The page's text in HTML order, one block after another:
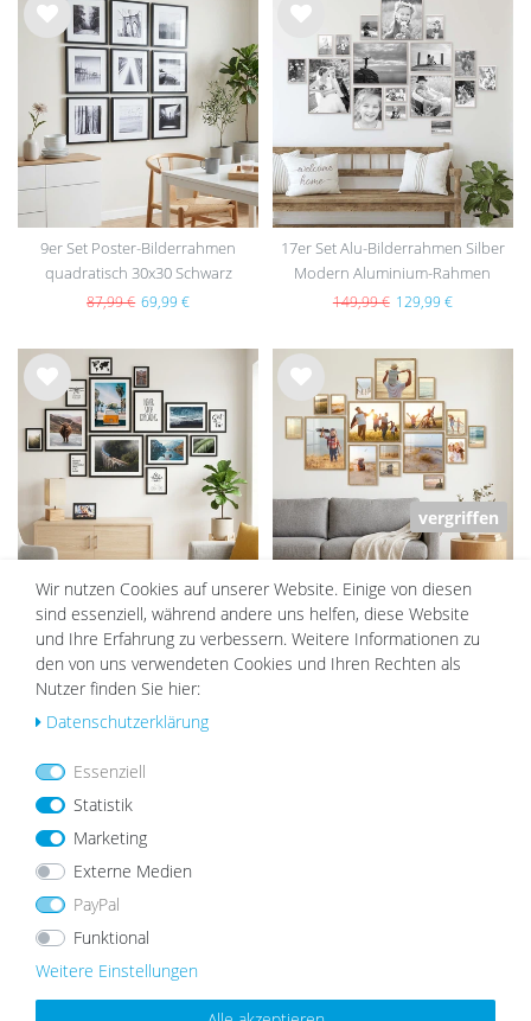
Wu
e
9er Set Poster-Bilderrahmen
quadratisch 30x30 Schwarz
Modern MDF mit Passepartout
87,99 € 69,99 €
nsc
hlist
17er Set Alu-Bilderrahmen Silber
Modern Aluminium-Rahmen
149,99 € 129,99 €
Wu
nsc
hlist
14er Bilderrahmen-Set Schwarz
Modern aus MDF
79,99 € 69,99 €
nsc
hlist
vergriffen
17er Bilderrahmen-Set Eiche,
Massivholz (EU)
189,99 € 169,99 €
Wu
nsc
hlist
e
Wir nutzen Cookies auf unserer Website. Einige von diesen
sind essenziell, während andere uns helfen, diese Website
und Ihre Erfahrung zu verbessern. Weitere Informationen zu
den von uns verwendeten Cookies und Ihren Rechten als
Nutzer finden Sie hier:
Daten­schutz­erklärung
Essenziell
Statistik
Marketing
Externe Medien
PayPal
Funktional
Weitere Einstellungen